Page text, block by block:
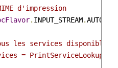
d'impression
. INPUT_STREAM.
les services disponibles
=